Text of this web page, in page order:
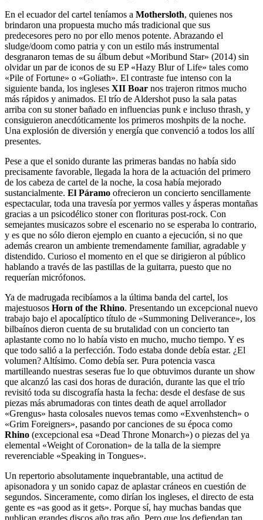
En el ecuador del cartel teníamos a Mothersloth, quienes nos
brindaron una propuesta mucho más tradicional que sus
predecesores pero no por ello menos potente. Abrazando el
sludge/doom como patria y con un estilo más instrumental
desgranaron temas de su álbum debut «Moribund Star» (2014) sin
olvidar un par de iconos de su EP «Hazy Blur of Life» tales como
«Pile of Fortune» o «Goliath». El contraste fue intenso con la
siguiente banda, los ingleses XII Boar nos trajeron ritmos mucho
más rápidos y animados. El trío de Aldershot puso la sala patas
arriba con su stoner bañado en influencias punk e incluso thrash, y
consiguieron anecdóticamente los primeros moshpits de la noche.
Una explosión de diversión y energía que convenció a todos los allí
presentes.
Pese a que el sonido durante las primeras bandas no había sido
precisamente favorable, llegada la hora de la actuación del primero
de los cabeza de cartel de la noche, la cosa había mejorado
sustancialmente. El Páramo ofrecieron un concierto sencillamente
espectacular, toda una travesía por yermos valles y ásperas montañas
gracias a un psicodélico stoner con florituras post-rock. Con
semejantes musicazos sobre el escenario no se esperaba lo contrario,
y es que no sólo dieron ejemplo en cuanto a ejecución, si no que
además crearon un ambiente tremendamente familiar, agradable y
distendido. Curioso el momento en el que se dirigieron al público
hablando a través de las pastillas de la guitarra, puesto que no
requerían micrófonos.
Ya de madrugada recibíamos a la última banda del cartel, los
majestuosos Horn of the Rhino. Presentando un excepcional nuevo
trabajo bajo el apocalíptico título de «Summoning Deliverance», los
bilbaínos dieron cuenta de su brutalidad con un concierto tan
aplastante como no lo había visto en mucho, mucho tiempo. Y es
que todo salió a la perfección. Todo estaba donde debía estar. ¿El
volumen? Altísimo. Como debía ser. Pura potencia vasca
martilleando nuestras seseras fue lo que obtuvimos durante un show
que alcanzó las casi dos horas de duración, durante las que el trío
revisitó toda su discografía hasta la fecha: desde el desfase de sus
piezas más abrumadoras con tintes death de aquel arrollador
«Grengus» hasta colosales nuevos temas como «Exvenhstench» o
«Grim Foreigners», pasando por canciones de su época como
Rhino (excepcional esa «Dead Throne Monarch») o piezas del ya
elemental «Weight of Coronation» de la talla de la siempre
reverenciable «Speaking in Tongues».
Un repertorio absolutamente inquebrantable, una actitud de
apisonadora y un sonido capaz de aplastar cráneos en cuestión de
segundos. Sinceramente, como dirían los ingleses, el directo de esta
gente es «as good as it gets». Porque sí, hay muchas bandas que
publican grandes discos año tras año. Pero que los defiendan tan